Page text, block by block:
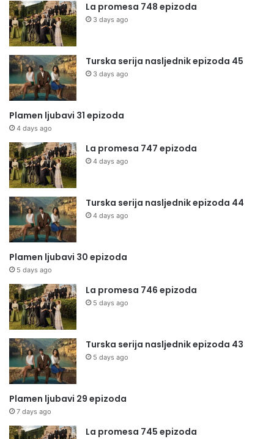
La promesa 748 epizoda
3 days ago
Turska serija nasljednik epizoda 45
3 days ago
Plamen ljubavi 31 epizoda
4 days ago
La promesa 747 epizoda
4 days ago
Turska serija nasljednik epizoda 44
4 days ago
Plamen ljubavi 30 epizoda
5 days ago
La promesa 746 epizoda
5 days ago
Turska serija nasljednik epizoda 43
5 days ago
Plamen ljubavi 29 epizoda
7 days ago
La promesa 745 epizoda